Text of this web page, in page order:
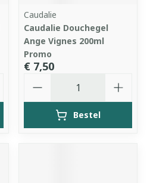
Caudalie
Caudalie Douchegel
Ange Vignes 200ml
Promo
€ 7,50
Bestel